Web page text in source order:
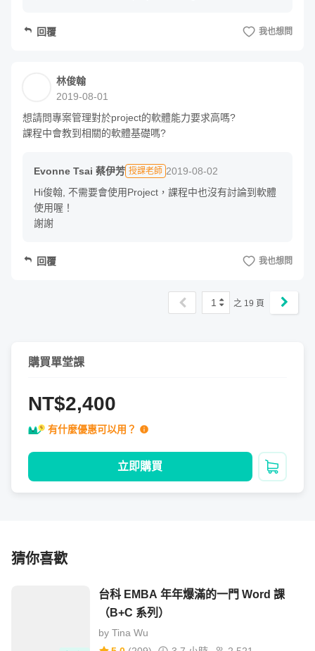
睡得著覺
－更重要的，管理老闆期望，爭取資源，讓自己以及團隊的
努力被上面看見
工作硬實力－專案管理
這個章節預計包括：
🔹 全貌：一個專案長什麼樣子，有什麼關鍵階段與行動?
🔹 事半功倍的專案規劃術：如何規劃專案細項、估計排程與排
回覆 我也想問
林俊翰
2019-08-01
想請問專案管理對於project的軟體能力要求高嗎?
課程中會教到相關的軟體基礎嗎?
Evonne Tsai 蔡伊芳 授課老師 2019-08-02
Hi俊翰, 不需要會使用Project，課程中也沒有討論到軟體
使用喔！
謝謝
回覆 我也想問
1 之 19 頁
購買單堂課
NT$2,400
有什麼優惠可以用？
立即購買
猜你喜歡
台科 EMBA 年年爆滿的一門 Word 課
（B+C 系列）
by Tina Wu